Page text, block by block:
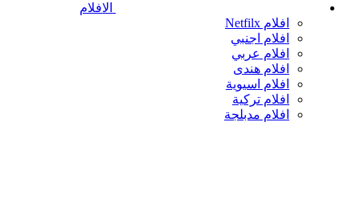
الافلام
افلام Netfilx
افلام اجنبي
افلام عربي
افلام هندى
افلام اسيوية
افلام تركية
افلام مدبلجة